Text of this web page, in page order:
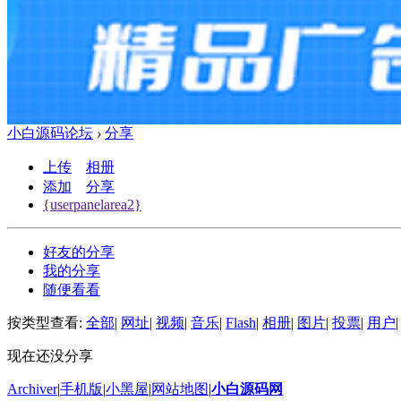
小白源码论坛 › 分享
上传
相册
添加
分享
{userpanelarea2}
好友的分享
我的分享
随便看看
按类型查看: 全部 网址 视频 音乐 Flash 相册 图片 投票 用户
现在还没分享
Archiver|手机版 小黑屋 网站地图 小白源码网